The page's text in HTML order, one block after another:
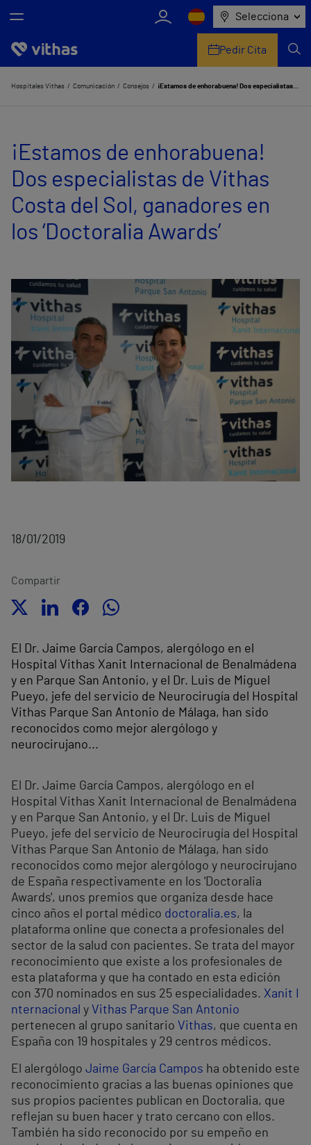
Selecciona
Nosotros
Servicios de salud
Equipo médico y asistencial
Pedir Cita
Hospitales Vithas Comunicación Consejos ¡Estamos de enhorabuena! Dos especialistas de Vithas Costa del Sol, ganadores en los ‘Doctoralia Awards’
¡Estamos de enhorabuena!
Dos especialistas de Vithas
Costa del Sol, ganadores en
los ‘Doctoralia Awards’
18/01/2019
Compartir
El Dr. Jaime García Campos, alergólogo en el
Hospital Vithas Xanit Internacional de Benalmádena
y en Parque San Antonio, y el Dr. Luis de Miguel
Pueyo, jefe del servicio de Neurocirugía del Hospital
Vithas Parque San Antonio de Málaga, han sido
reconocidos como mejor alergólogo y
neurocirujano...
El Dr. Jaime García Campos, alergólogo en el
Hospital Vithas Xanit Internacional de Benalmádena
y en Parque San Antonio, y el Dr. Luis de Miguel
Pueyo, jefe del servicio de Neurocirugía del Hospital
Vithas Parque San Antonio de Málaga, han sido
reconocidos como mejor alergólogo y neurocirujano
de España respectivamente en los 'Doctoralia
Awards', unos premios que organiza desde hace
cinco años el portal médico doctoralia.es, la
plataforma online que conecta a profesionales del
sector de la salud con pacientes. Se trata del mayor
reconocimiento que existe a los profesionales de
esta plataforma y que ha contado en esta edición
con 370 nominados en sus 25 especialidades. Xanit I
nternacional y Vithas Parque San Antonio
pertenecen al grupo sanitario Vithas, que cuenta en
España con 19 hospitales y 29 centros médicos.
El alergólogo Jaime García Campos ha obtenido este
reconocimiento gracias a las buenas opiniones que
sus propios pacientes publican en Doctoralia, que
reflejan su buen hacer y trato cercano con ellos.
También ha sido reconocido por su empeño en